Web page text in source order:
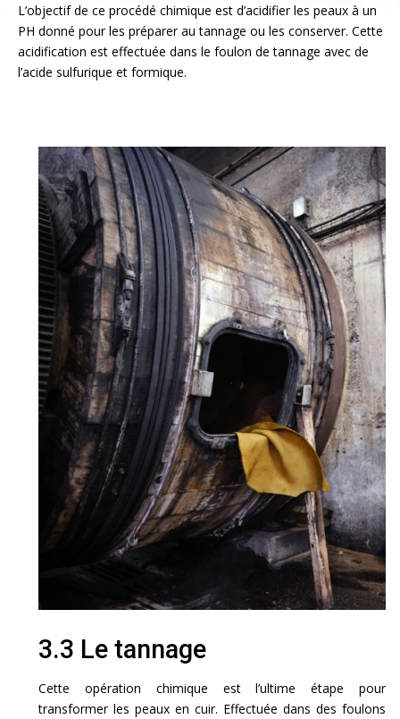
L’objectif de ce procédé chimique est d’acidifier les peaux à un
PH donné pour les préparer au tannage ou les conserver. Cette
acidification est effectuée dans le foulon de tannage avec de
l’acide sulfurique et formique.
3.3 Le tannage
Cette opération chimique est l’ultime étape pour
transformer les peaux en cuir. Effectuée dans des foulons